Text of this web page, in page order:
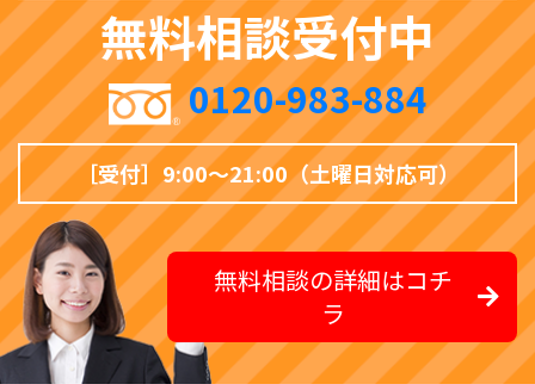
無料相談の詳細はコチ
ラ
無料相談受付中
0120-983-884
［受付］9:00〜21:00（土曜日対応可）